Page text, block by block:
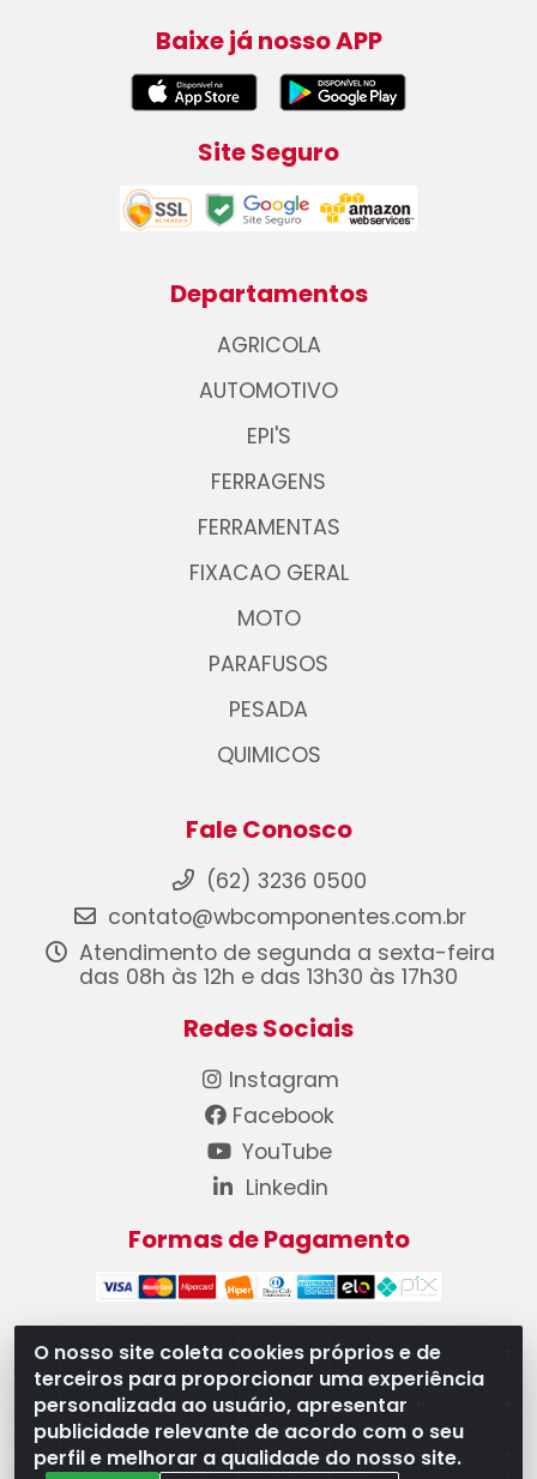
O nosso site coleta cookies próprios e de
terceiros para proporcionar uma experiência
personalizada ao usuário, apresentar
publicidade relevante de acordo com o seu
perfil e melhorar a qualidade do nosso site.
Baixe já nosso APP
Site Seguro
Departamentos
AGRICOLA
AUTOMOTIVO
EPI'S
FERRAGENS
FERRAMENTAS
FIXACAO GERAL
MOTO
PARAFUSOS
PESADA
QUIMICOS
Fale Conosco
(62) 3236 0500
contato@wbcomponentes.com.br
Atendimento de segunda a sexta-feira
das 08h às 12h e das 13h30 às 17h30
Redes Sociais
Instagram
Facebook
YouTube
Linkedin
Formas de Pagamento
WB Componentes Automotivos LTDA - CNPJ
08.528.393/0001-12 - Rua do Níquel, 667 - Parque
Oeste Industrial, Goiânia/GO - CEP 74375-660